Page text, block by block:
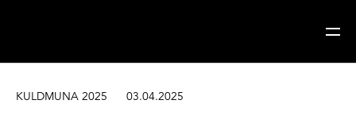
KULDMUNA 2025 03.04.2025